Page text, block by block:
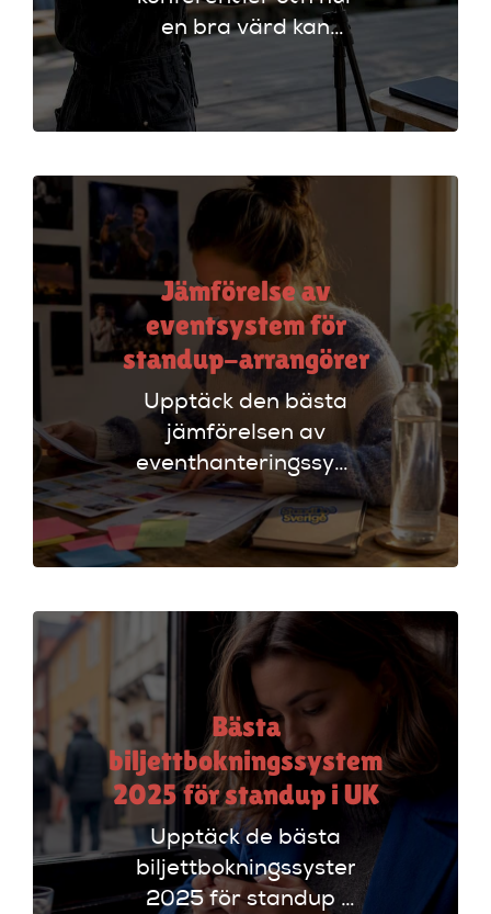
en bra värd kan
lyfta ditt event. Följ
vår checklista för
att säkerställa en
arrangemang!
Jämförelse av
eventsystem för
standup-arrangörer
Upptäck den bästa
jämförelsen av
eventhanteringssystem
för standup-
arrangörer. Få
insikter om
evenemangskalender
och biljettlänkar!
Bästa
biljettbokningssystem
2025 för standup i UK
Upptäck de bästa
biljettbokningssystem
2025 för standup i